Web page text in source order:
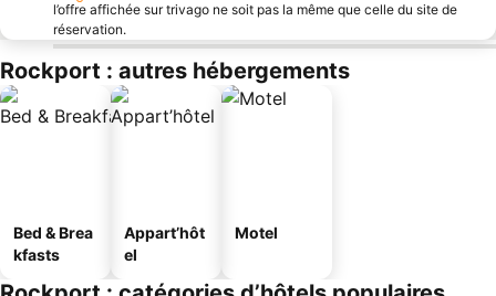
l’offre affichée sur trivago ne soit pas la même que celle du site de
réservation.
Rockport : autres hébergements
Bed & Brea
kfasts
Appart’hôt
el
Motel